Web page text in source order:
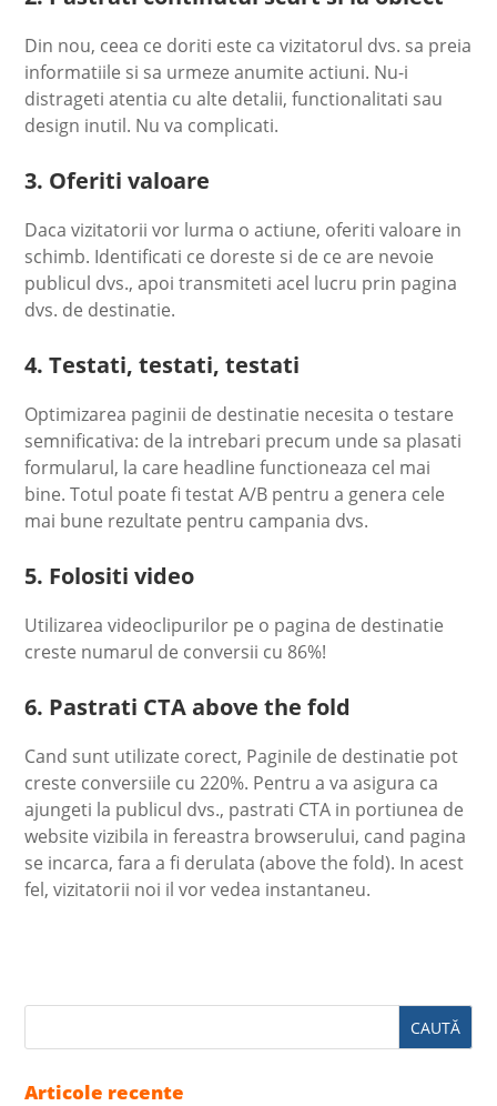
Din nou, ceea ce doriti este ca vizitatorul dvs. sa preia
informatiile si sa urmeze anumite actiuni. Nu-i
distrageti atentia cu alte detalii, functionalitati sau
design inutil. Nu va complicati.
3. Oferiti valoare
Daca vizitatorii vor lurma o actiune, oferiti valoare in
schimb. Identificati ce doreste si de ce are nevoie
publicul dvs., apoi transmiteti acel lucru prin pagina
dvs. de destinatie.
4. Testati, testati, testati
Optimizarea paginii de destinatie necesita o testare
semnificativa: de la intrebari precum unde sa plasati
formularul, la care headline functioneaza cel mai
bine. Totul poate fi testat A/B pentru a genera cele
mai bune rezultate pentru campania dvs.
5. Folositi video
Utilizarea videoclipurilor pe o pagina de destinatie
creste numarul de conversii cu 86%!
6. Pastrati CTA above the fold
Cand sunt utilizate corect, Paginile de destinatie pot
creste conversiile cu 220%. Pentru a va asigura ca
ajungeti la publicul dvs., pastrati CTA in portiunea de
website vizibila in fereastra browserului, cand pagina
se incarca, fara a fi derulata (above the fold). In acest
fel, vizitatorii noi il vor vedea instantaneu.
Articole recente